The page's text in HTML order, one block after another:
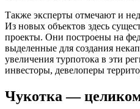
Также эксперты отмечают и
Из новых объектов здесь
проекты. Они построены на
выделенные для создания
увеличения турпотока в эти
инвесторы, девелоперы
Чукотка —